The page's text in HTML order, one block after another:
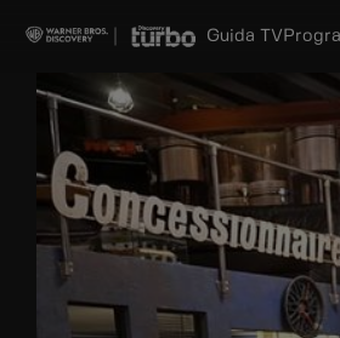
Guida TV